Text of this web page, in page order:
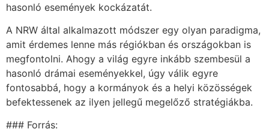
hasonló események kockázatát.
A NRW által alkalmazott módszer egy olyan paradigma,
amit érdemes lenne más régiókban és országokban is
megfontolni. Ahogy a világ egyre inkább szembesül a
hasonló drámai eseményekkel, úgy válik egyre
fontosabbá, hogy a kormányok és a helyi közösségek
befektessenek az ilyen jellegű megelőző stratégiákba.
### Forrás: